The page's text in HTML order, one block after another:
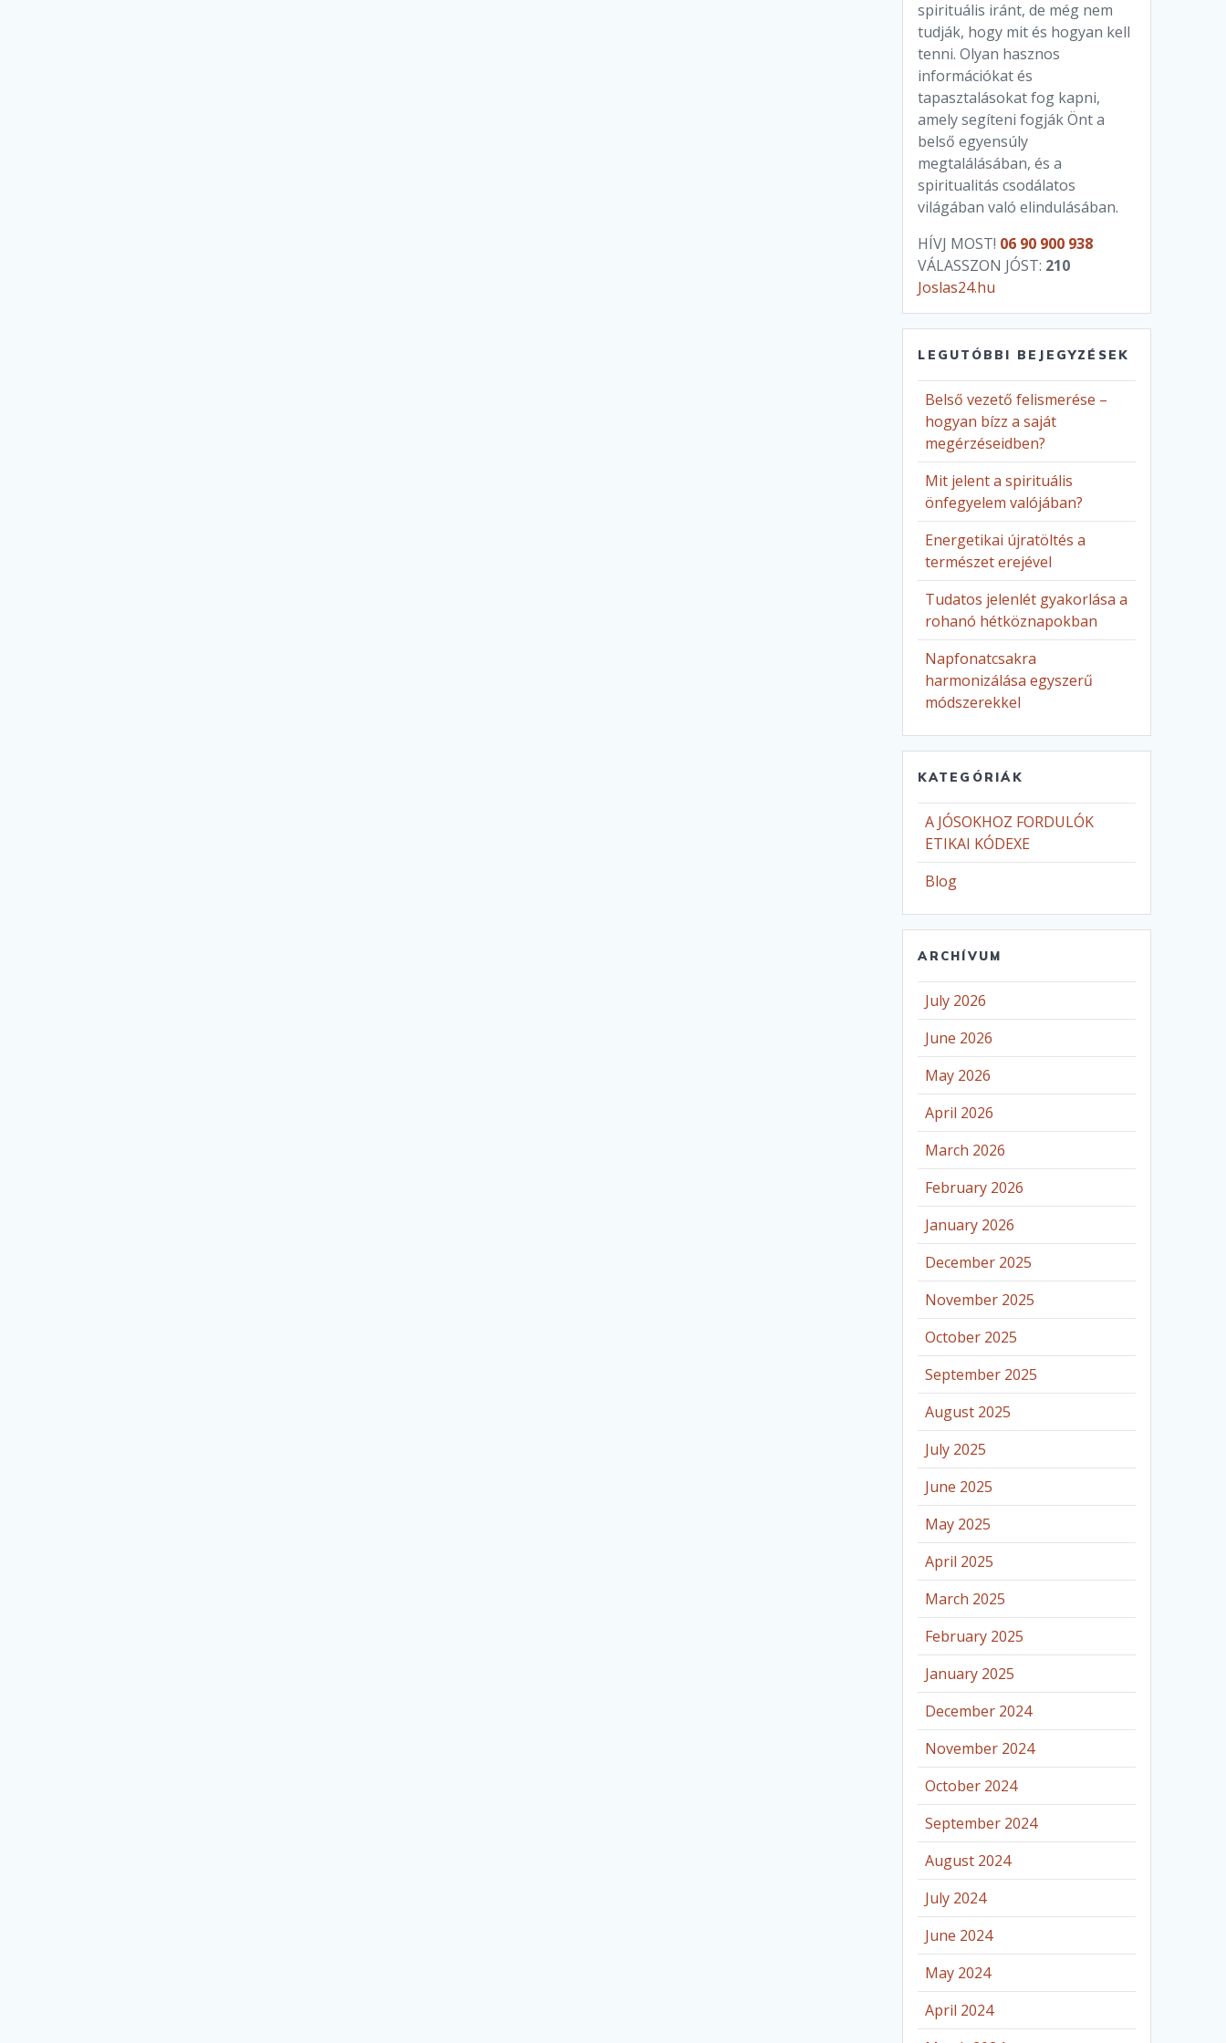
spirituális iránt, de még nem
tudják, hogy mit és hogyan kell
tenni. Olyan hasznos
információkat és
tapasztalásokat fog kapni,
amely segíteni fogják Önt a
belső egyensúly
megtalálásában, és a
spiritualitás csodálatos
világában való elindulásában.
HÍVJ MOST! 06 90 900 938
VÁLASSZON JÓST: 210
Joslas24.hu
LEGUTÓBBI BEJEGYZÉSEK
Belső vezető felismerése –
hogyan bízz a saját
megérzéseidben?
Mit jelent a spirituális
önfegyelem valójában?
Energetikai újratöltés a
természet erejével
Tudatos jelenlét gyakorlása a
rohanó hétköznapokban
Napfonatcsakra
harmonizálása egyszerű
módszerekkel
KATEGÓRIÁK
A JÓSOKHOZ FORDULÓK
ETIKAI KÓDEXE
Blog
ARCHÍVUM
July 2026
June 2026
May 2026
April 2026
March 2026
February 2026
January 2026
December 2025
November 2025
October 2025
September 2025
August 2025
July 2025
June 2025
May 2025
April 2025
March 2025
February 2025
January 2025
December 2024
November 2024
October 2024
September 2024
August 2024
July 2024
June 2024
May 2024
April 2024